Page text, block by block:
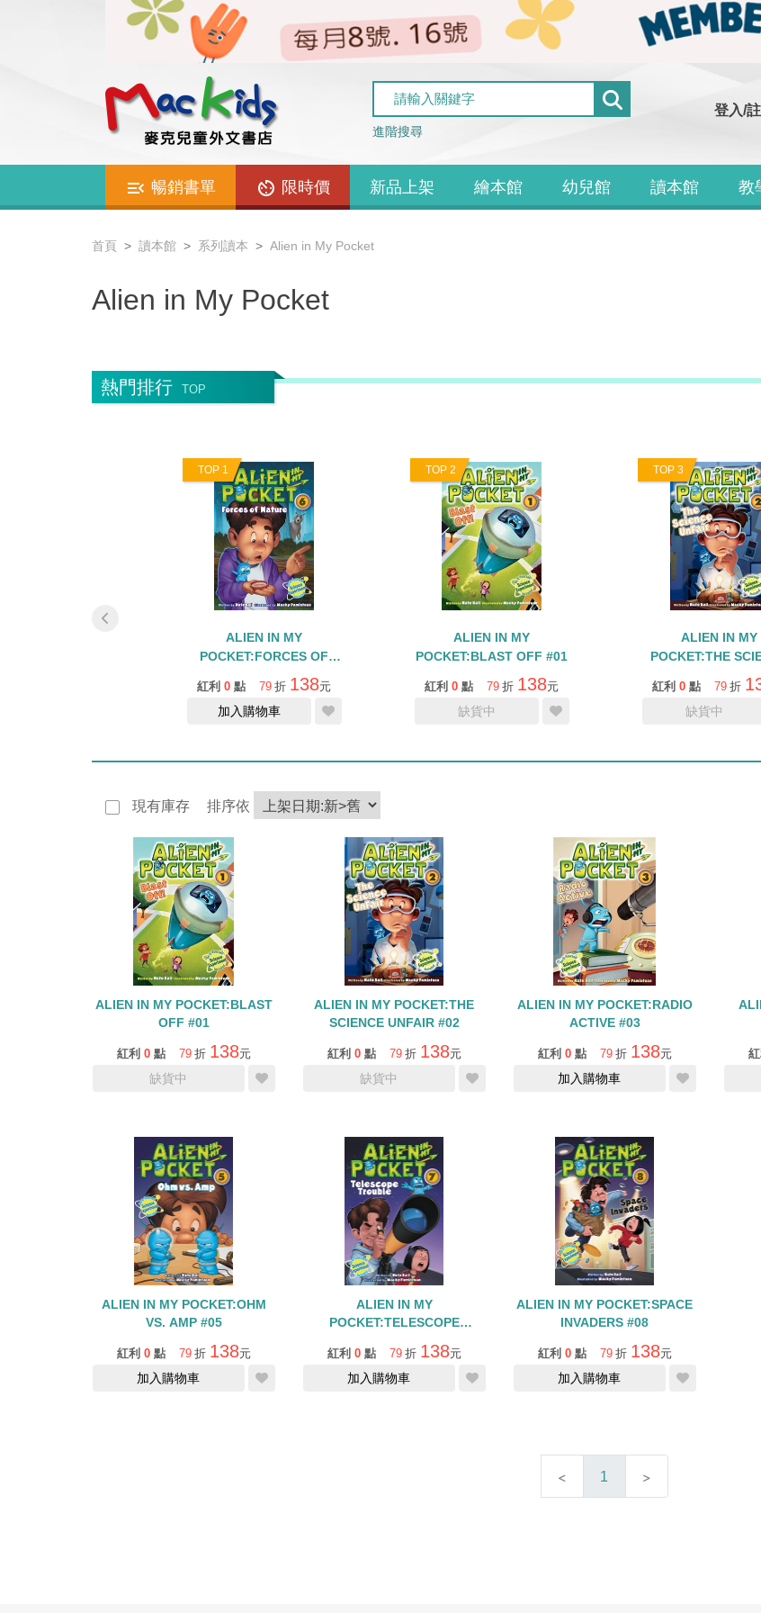
進階搜尋
登入/
暢銷書單 限時價 新品上架 繪本館 幼兒館 讀本館 教
首頁 讀本館 系列讀本 Alien in My Pocket
Alien in My Pocket
熱門排行 TOP
TOP 1
ALIEN IN MY
POCKET:FORCES OF
NATURE #06
紅利 0 點 79 折 138元
加入購物車
TOP 2
ALIEN IN MY
POCKET:BLAST OFF #01
紅利 0 點 79 折 138元
缺貨中
TOP 3
ALIEN IN MY
POCKET:THE
UNFAIR #02
紅利 0 點 79 折
缺貨中
現有庫存 排序依
ALIEN IN MY POCKET:BLAST
OFF #01
紅利 0 點 79 折 138元
缺貨中
ALIEN IN MY POCKET:THE
SCIENCE UNFAIR #02
紅利 0 點 79 折 138元
缺貨中
ALIEN IN MY POCKET:RADIO
ACTIVE #03
紅利 0 點 79 折 138元
加入購物車
紅
ALIEN IN MY POCKET:OHM
VS. AMP #05
紅利 0 點 79 折 138元
加入購物車
ALIEN IN MY
POCKET:TELESCOPE
紅利 0 點 79 折 138元
加入購物車
ALIEN IN MY POCKET:SPACE
INVADERS #08
紅利 0 點 79 折 138元
加入購物車
1